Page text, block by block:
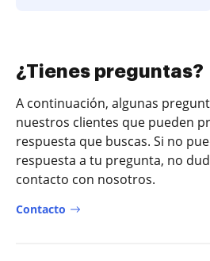
¿Tienes preguntas?
A continuación, algunas
nuestros clientes que pueden
respuesta que buscas. Si no
respuesta a tu pregunta, no
contacto con nosotros.
Contacto